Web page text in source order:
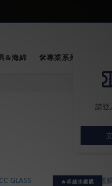
這組😎　 ( 查看鍍膜攻略✔ )
請登
&海綿 🛠️專業系列｜
🔥卓越水鍍膜